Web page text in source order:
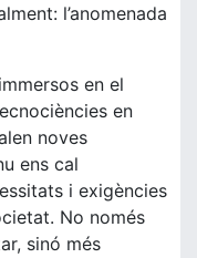
l’anomenada
en el
en
noves
ens cal
i exigències
No només
sinó més